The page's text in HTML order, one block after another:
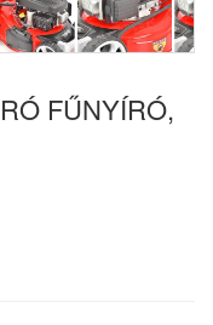
FŰNYÍRÓ,